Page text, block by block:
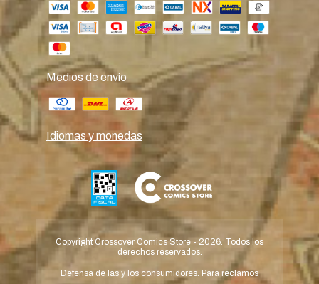
Medios de envío
Idiomas y monedas
Copyright Crossover Comics Store - 2026. Todos los
derechos reservados.
Defensa de las y los consumidores. Para reclamos